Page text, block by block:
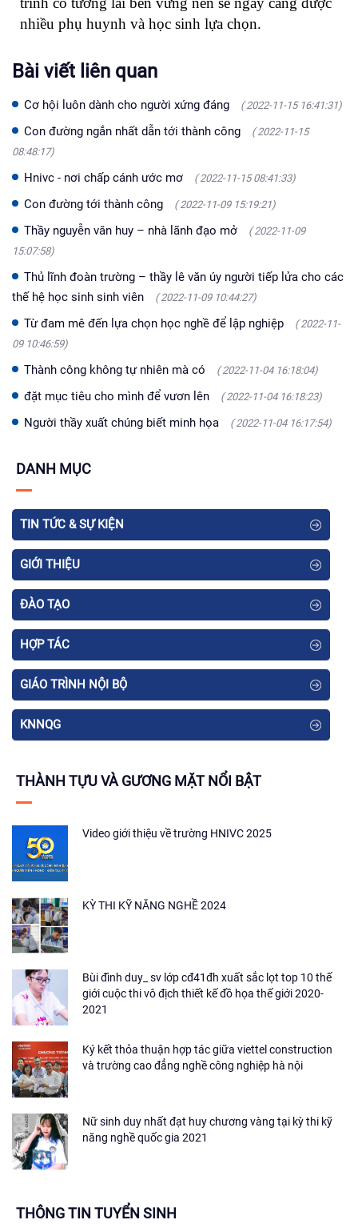
nhiều phụ huynh và học sinh lựa chọn.
Bài viết liên quan
Cơ hội luôn dành cho người xứng đáng ( 2022-11-15 16:41:31)
Con đường ngắn nhất dẫn tới thành công
( 2022-11-15
08:48:17)
Hnivc - nơi chấp cánh ước mơ ( 2022-11-15 08:41:33)
Con đường tới thành công ( 2022-11-09 15:19:21)
Thầy nguyễn văn huy – nhà lãnh đạo mở
( 2022-11-09
15:07:58)
Thủ lĩnh đoàn trường – thầy lê văn úy người tiếp lửa cho các
thế hệ học sinh sinh viên
( 2022-11-09 10:44:27)
Từ đam mê đến lựa chọn học nghề để lập nghiệp
( 2022-11-
09 10:46:59)
Thành công không tự nhiên mà có ( 2022-11-04 16:18:04)
đặt mục tiêu cho mình để vươn lên ( 2022-11-04 16:18:23)
Người thầy xuất chúng biết minh họa ( 2022-11-04 16:17:54)
DANH MỤC
TIN TỨC & SỰ KIỆN
GIỚI THIỆU
ĐÀO TẠO
HỢP TÁC
GIÁO TRÌNH NỘI BỘ
KNNQG
THÀNH TỰU VÀ GƯƠNG MẶT NỔI BẬT
Video giới thiệu về trường HNIVC 2025
KỲ THI KỸ NĂNG NGHỀ 2024
Bùi đình duy_ sv lớp cđ41đh xuất sắc lọt top 10 thế
giới cuộc thi vô địch thiết kế đồ họa thế giới 2020-
2021
Ký kết thỏa thuận hợp tác giữa viettel construction
và trường cao đẳng nghề công nghiệp hà nội
Nữ sinh duy nhất đạt huy chương vàng tại kỳ thi kỹ
năng nghề quốc gia 2021
THÔNG TIN TUYỂN SINH